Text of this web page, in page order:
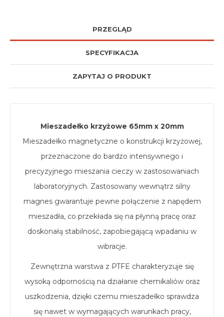
PRZEGLĄD
SPECYFIKACJA
ZAPYTAJ O PRODUKT
Mieszadełko krzyżowe 65mm x 20mm
Mieszadełko magnetyczne o konstrukcji krzyżowej,
przeznaczone do bardzo intensywnego i
precyzyjnego mieszania cieczy w zastosowaniach
laboratoryjnych. Zastosowany wewnątrz silny
magnes gwarantuje pewne połączenie z napędem
mieszadła, co przekłada się na płynną pracę oraz
doskonałą stabilność, zapobiegającą wpadaniu w
wibracje.
Zewnętrzna warstwa z PTFE charakteryzuje się
wysoką odpornością na działanie chemikaliów oraz
uszkodzenia, dzięki czemu mieszadełko sprawdza
się nawet w wymagających warunkach pracy,